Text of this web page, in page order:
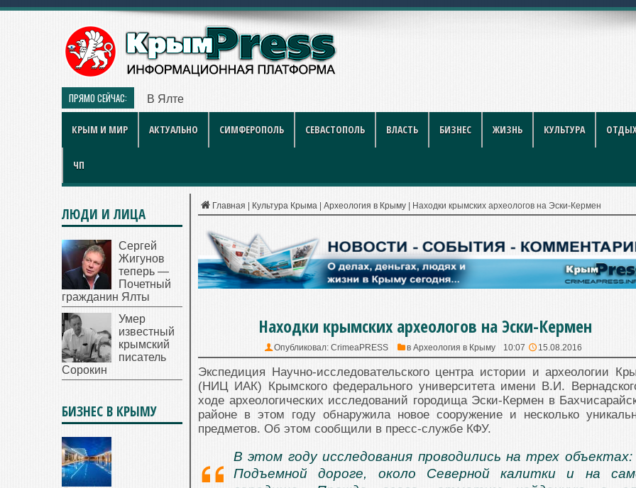
ПРЯМО СЕЙЧАС: В Ялте мужчина потерял 80 тысяч рублей при покупке эл
КРЫМ И МИР АКТУАЛЬНО СИМФЕРОПОЛЬ СЕВАСТОПОЛЬ ВЛАСТЬ БИЗНЕС ЖИЗНЬ КУЛЬТУРА
ЧП
Главная Культура Крыма Археология в Крыму Находки крымских археологов на Эски-Кермен
Находки крымских археологов на Эски-Кермен
Опубликовал: CrimeaPRESS в Археология в Крыму 10:07 15.08.2016
Экспедиция Научно-исследовательского центра истории и археологии
(НИЦ ИАК) Крымского федерального университета имени В.И.
ходе археологических исследований городища Эски-Кермен в
районе в этом году обнаружила новое сооружение и несколько
предметов. Об этом сообщили в пресс-службе КФУ.
В этом году исследования проводились на трех объектах:
Подъемной дороге, около Северной калитки и на
ЛЮДИ И ЛИЦА
Сергей
Жигунов
теперь —
Почетный
гражданин Ялты
Умер
известный
крымский
писатель
Сорокин
БИЗНЕС В КРЫМУ